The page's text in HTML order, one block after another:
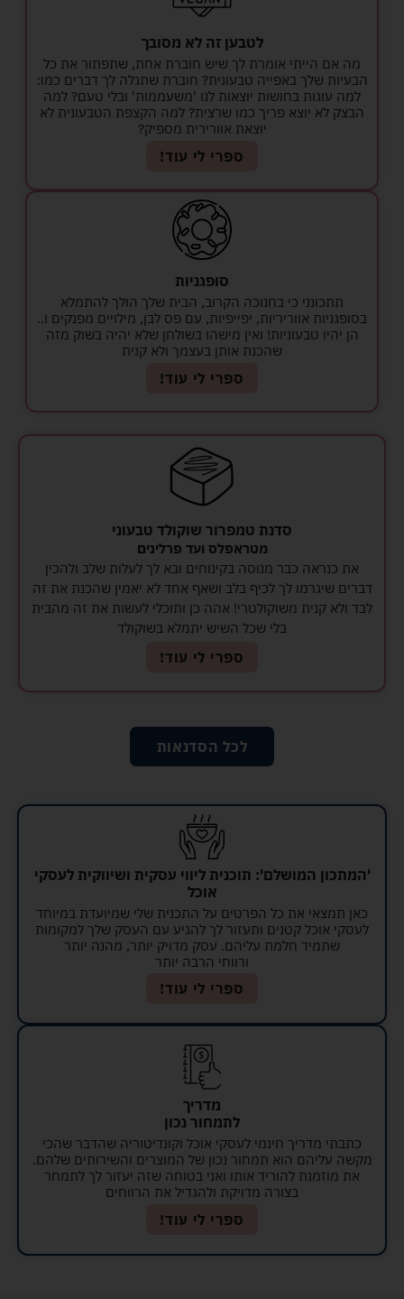
לכל הסדנאות
סופגניות
תתכונני כי בחנוכה הקרוב, הבית שלך הולך להתמלא
בסופגניות אווריריות, יפייפיות, עם פס לבן, מילויים מפנקים ו..
הן יהיו טבעוניות! ואין מישהו בשולחן שלא יהיה בשוק מזה
שהכנת אותן בעצמך ולא קנית
ספרי לי עוד!
לטבען זה לא מסובך
מה אם הייתי אומרת לך שיש חוברת אחת, שתפתור את כל
הבעיות שלך באפייה טבעונית? חוברת שתגלה לך דברים כמו:
למה עוגות בחושות יוצאות לנו 'משעממות' ובלי טעם? למה
הבצק לא יוצא פריך כמו שרצית? למה הקצפת הטבעונית לא
יוצאת אוורירית מספיק?
ספרי לי עוד!
סדנת טמפרור שוקולד טבעוני
מטראפלס ועד פרלינים
את כנראה כבר מנוסה בקינוחים ובא לך לעלות שלב ולהכין
דברים שיגרמו לך לכיף בלב ושאף אחד לא יאמין שהכנת את זה
לבד ולא קנית משוקולטרי! אהה כן ותוכלי לעשות את זה מהבית
בלי שכל השיש יתמלא בשוקולד
ספרי לי עוד!
'המתכון המושלם': תוכנית ליווי עסקית ושיווקית לעסקי
אוכל
כאן תמצאי את כל הפרטים על התכנית שלי שמיועדת במיוחד
לעסקי אוכל קטנים ותעזור לך להגיע עם העסק שלך למקומות
שתמיד חלמת עליהם. עסק מדויק יותר, מהנה יותר
ורווחי הרבה יותר
ספרי לי עוד!
מדריך
לתמחור נכון
כתבתי מדריך חינמי לעסקי אוכל וקונדיטוריה שהדבר שהכי
מקשה עליהם הוא תמחור נכון של המוצרים והשירותים שלהם.
את מוזמנת להוריד אותו ואני בטוחה שזה יעזור לך לתמחר
בצורה מדויקת ולהגדיל את הרווחים
ספרי לי עוד!